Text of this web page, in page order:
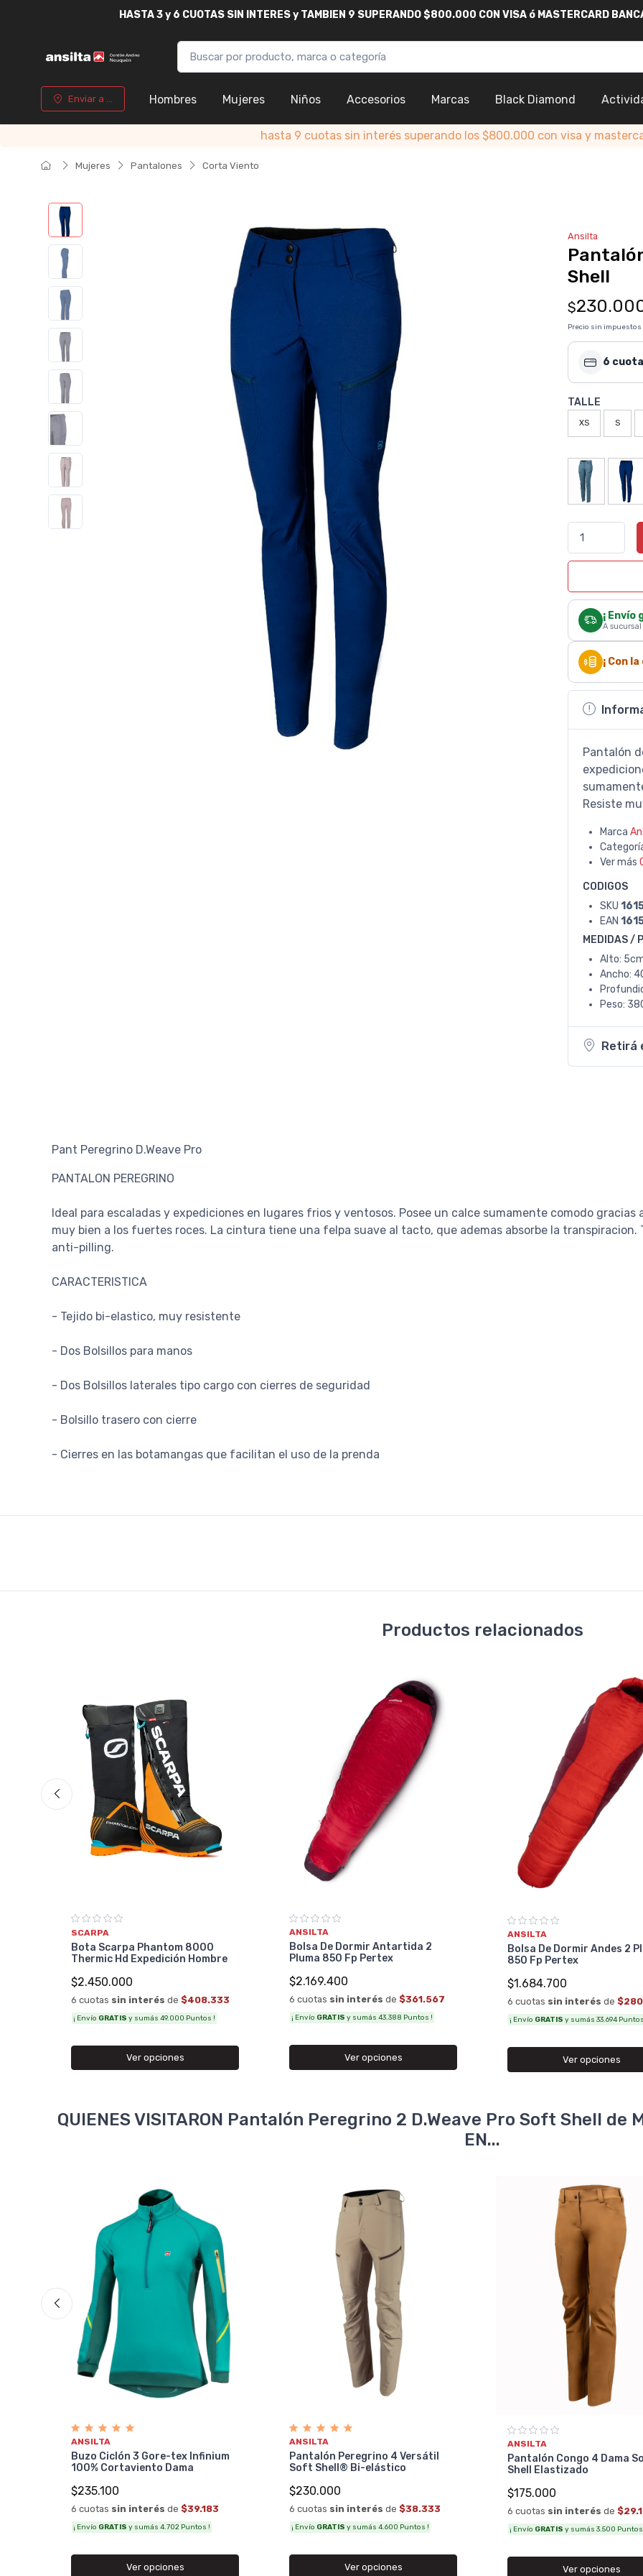
HASTA3 y 6 CUOTAS SIN INTERES y TAMBIEN 9 SUPERANDO $800.000 CON VISAó MASTERCARD
Enviar a ... Hombres Mujeres Niños Accesorios Marcas Black Diamond
hasta 9 cuotas sin interés superando los $800.000 con visa y
Mujeres Pantalones Corta Viento
Ansilta
Shell
$
Precio sin
6
TALLE
XS S
¡ Envío
A
¡ Con
Pantalón
Resiste
Marca
Ver más
CODIGOS
SKU
EAN
MEDIDAS /
Alto:
Ancho:
Peso:
Retirá
Pant Peregrino D.Weave Pro
PANTALON PEREGRINO
Ideal para escaladas y expediciones en lugares frios y ventosos. Posee un calce sumamente comodo
muy bien a los fuertes roces. La cintura tiene una felpa suave al tacto, que ademas absorbe la transpiracion.
anti-pilling.
CARACTERISTICA
- Tejido bi-elastico, muy resistente
- Dos Bolsillos para manos
- Dos Bolsillos laterales tipo cargo con cierres de seguridad
- Bolsillo trasero con cierre
- Cierres en las botamangas que facilitan el uso de la prenda
Productos relacionados
SCARPA
Bota Scarpa Phantom 8000
Thermic Hd Expedición Hombre
$2.450.000
6 cuotas sin interés de $408.333
¡ Envío GRATIS y sumás 49.000 Puntos !
Ver opciones
ANSILTA
Bolsa De Dormir Antartida 2
Pluma 850 Fp Pertex
$2.169.400
6 cuotas sin interés de $361.567
¡ Envío GRATIS y sumás 43.388 Puntos !
Ver opciones
ANSILTA
Bolsa De Dormir Andes 2
850 Fp Pertex
$1.684.700
6 cuotas sin interés de
¡ Envío GRATIS y sumás 33.694
Ver opciones
QUIENES VISITARON Pantalón Peregrino 2 D.Weave Pro Soft Shell de
EN...
ANSILTA
Buzo Ciclón 3 Gore-tex Infinium
100% Cortaviento Dama
$235.100
6 cuotas sin interés de $39.183
¡ Envío GRATIS y sumás 4.702 Puntos !
Ver opciones
ANSILTA
Pantalón Peregrino 4 Versátil
Soft Shell® Bi-elástico
$230.000
6 cuotas sin interés de $38.333
¡ Envío GRATIS y sumás 4.600 Puntos !
Ver opciones
ANSILTA
Pantalón Congo 4 Dama
Shell Elastizado
$175.000
6 cuotas sin interés de
¡ Envío GRATIS y sumás 3.500 Puntos
Ver opciones